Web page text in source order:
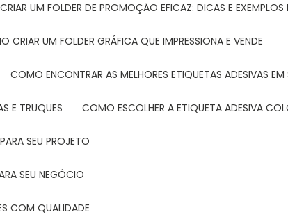
CRIAR UM FOLDER DE PROMOÇÃO EFICAZ: DICAS E
CRIAR UM FOLDER GRÁFICA QUE IMPRESSIONA E VENDE
COMO ENCONTRAR AS MELHORES ETIQUETAS ADESIVAS
E TRUQUES COMO ESCOLHER A ETIQUETA ADESIVA
SEU PROJETO
SEU NEGÓCIO
COM QUALIDADE